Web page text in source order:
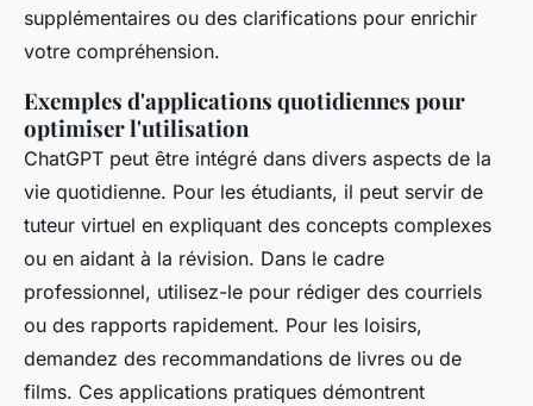
supplémentaires ou des clarifications pour enrichir
votre compréhension.
Exemples d'applications quotidiennes pour
optimiser l'utilisation
ChatGPT peut être intégré dans divers aspects de la
vie quotidienne. Pour les étudiants, il peut servir de
tuteur virtuel en expliquant des concepts complexes
ou en aidant à la révision. Dans le cadre
professionnel, utilisez-le pour rédiger des courriels
ou des rapports rapidement. Pour les loisirs,
demandez des recommandations de livres ou de
films. Ces applications pratiques démontrent